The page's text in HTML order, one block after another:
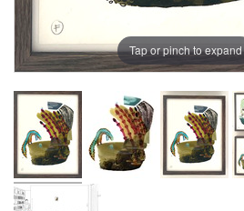
Tap or pinch to expand